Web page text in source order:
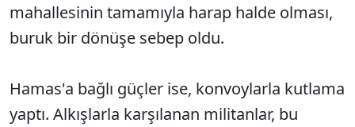
mahallesinin tamamıyla harap halde olması,
buruk bir dönüşe sebep oldu.
Hamas'a bağlı güçler ise, konvoylarla kutlama
yaptı. Alkışlarla karşılanan militanlar, bu